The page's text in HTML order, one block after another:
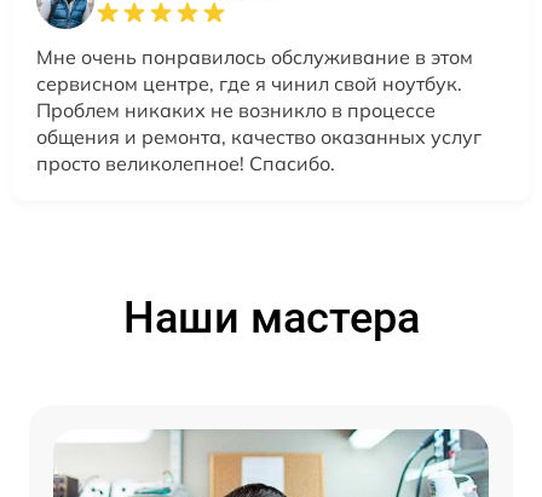
Мне очень понравилось обслуживание в этом
сервисном центре, где я чинил свой ноутбук.
Проблем никаких не возникло в процессе
общения и ремонта, качество оказанных услуг
просто великолепное! Спасибо.
Наши мастера